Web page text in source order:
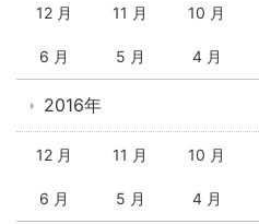
12 月 11 月 10 月
6 月 5 月 4 月
2016年
12 月 11 月 10 月
6 月 5 月 4 月